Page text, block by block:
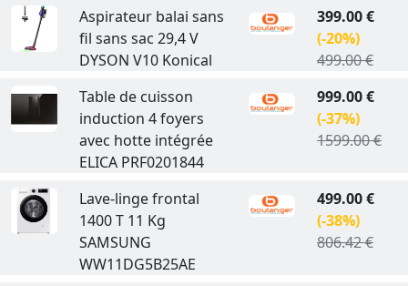
Aspirateur balai sans
fil sans sac 29,4 V
DYSON V10 Konical
399.00 €
(-20%)
499.00 €
Table de cuisson
induction 4 foyers
avec hotte intégrée
ELICA PRF0201844
999.00 €
(-37%)
1599.00 €
Lave-linge frontal
1400 T 11 Kg
SAMSUNG
WW11DG5B25AE
499.00 €
(-38%)
806.42 €